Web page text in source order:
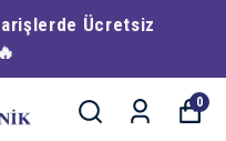
Ücretsiz
0